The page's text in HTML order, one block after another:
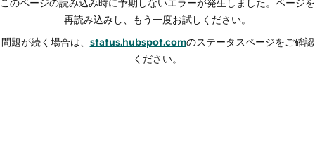
再読み込みし、もう一度お試しください。
問題が続く場合は、 status.hubspot.comのステータスページをご確認
ください。